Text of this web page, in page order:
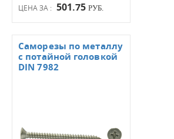
ЦЕНА ЗА : 501.75 РУБ.
Саморезы по металлу
с потайной головкой
DIN 7982